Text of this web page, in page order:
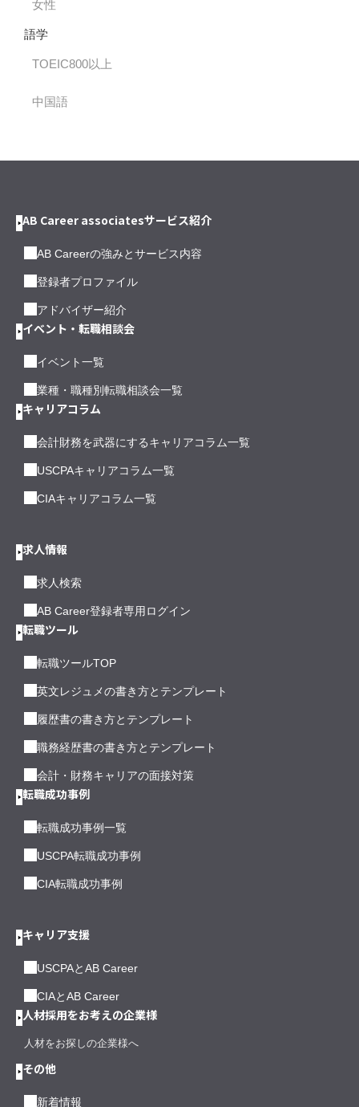
女性
語学
TOEIC800以上
中国語
AB Career associatesサービス紹介
AB Careerの強みとサービス内容
登録者プロファイル
アドバイザー紹介
イベント・転職相談会
イベント一覧
業種・職種別転職相談会一覧
キャリアコラム
会計財務を武器にするキャリアコラム一覧
USCPAキャリアコラム一覧
CIAキャリアコラム一覧
求人情報
求人検索
AB Career登録者専用ログイン
転職ツール
転職ツールTOP
英文レジュメの書き方とテンプレート
履歴書の書き方とテンプレート
職務経歴書の書き方とテンプレート
会計・財務キャリアの面接対策
転職成功事例
転職成功事例一覧
USCPA転職成功事例
CIA転職成功事例
キャリア支援
USCPAとAB Career
CIAとAB Career
人材採用をお考えの企業様
人材をお探しの企業様へ
その他
新着情報